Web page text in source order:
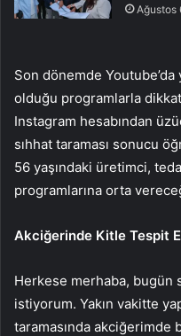
Ağustos
Son dönemde
olduğu programlarla
Instagram hesabından
sıhhat taraması sonucu
56 yaşındaki üretimci,
programlarına orta
Akciğerinde Kitle Tespit
Herkese merhaba, bugün
istiyorum. Yakın vakitte
taramasında akciğerimde